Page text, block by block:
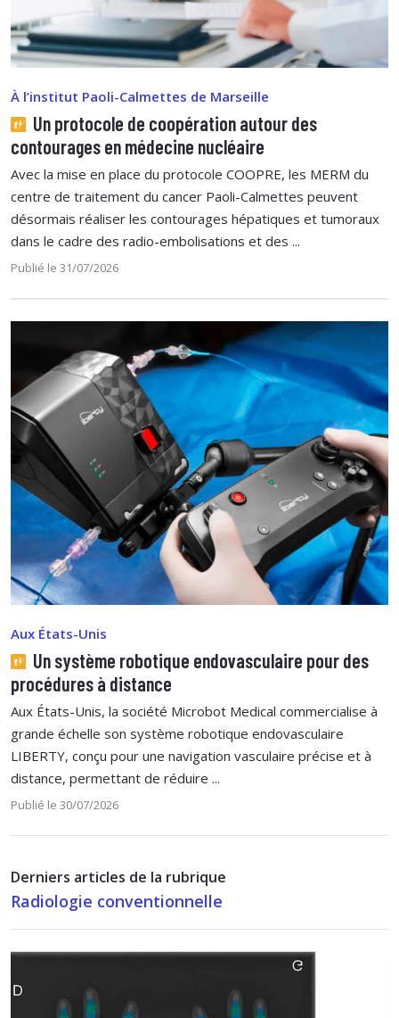
À l’institut Paoli-Calmettes de Marseille
Un protocole de coopération autour des
contourages en médecine nucléaire
Avec la mise en place du protocole COOPRE, les MERM du
centre de traitement du cancer Paoli-Calmettes peuvent
désormais réaliser les contourages hépatiques et tumoraux
dans le cadre des radio-embolisations et des ...
Publié le 31/07/2026
Aux États-Unis
Un système robotique endovasculaire pour des
procédures à distance
Aux États-Unis, la société Microbot Medical commercialise à
grande échelle son système robotique endovasculaire
LIBERTY, conçu pour une navigation vasculaire précise et à
distance, permettant de réduire ...
Publié le 30/07/2026
Derniers articles de la rubrique
Radiologie conventionnelle